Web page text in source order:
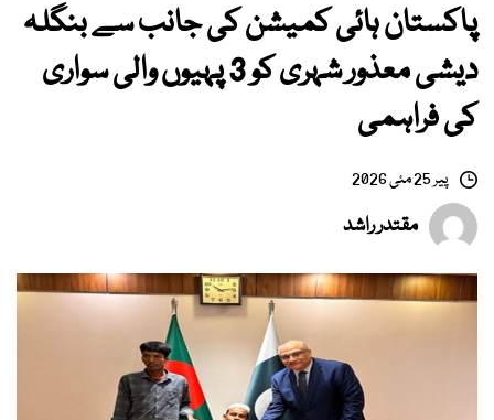
پاکستان ہائی کمیشن کی جانب سے بنگلہ
دیشی معذور شہری کو 3 پہیوں والی سواری
کی فراہمی
پیر 25 مئی 2026
مقتدر راشد